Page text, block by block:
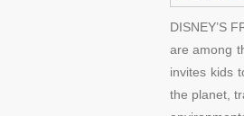
DISNEY’S
are among
invites kids
the planet,